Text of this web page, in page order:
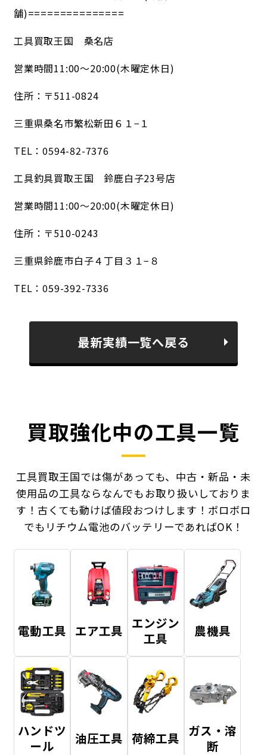
舗)===============
工具買取王国 桑名店
営業時間11:00～20:00(木曜定休日)
住所：〒511-0824
三重県桑名市繁松新田６１−１
TEL：0594-82-7376
工具釣具買取王国 鈴鹿白子23号店
営業時間11:00～20:00(木曜定休日)
住所：〒510-0243
三重県鈴鹿市白子４丁目３１−８
TEL：059-392-7336
最新実績一覧へ戻る
買取強化中の工具一覧
工具買取王国では傷があっても、中古・新品・未
使用品の工具ならなんでもお取り扱いしておりま
す！ 古くても動けば値段おつけします！ボロボロ
でもリチウム電池のバッテリーであればOK！
電動工具 エア工具 エンジン
工具
農機具
ハンドツ
ール
油圧工具 荷締工具 ガス・溶
断